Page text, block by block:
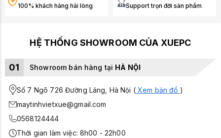
100% khách hàng hài lòng Support trọn đời sản phẩm
HỆ THỐNG SHOWROOM CỦA XUEPC
01 Showroom bán hàng tại HÀ NỘI
Số 7 Ngõ 726 Đường Láng, Hà Nội (Xem bản đồ )
maytinhvietxue@gmail.com
0568124444
Thời gian làm việc: 8h00 - 22h00